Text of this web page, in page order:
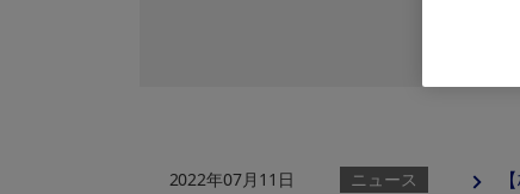
2022年07月11日 ニュース